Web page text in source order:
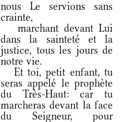
nous Le servions sans
crainte,
marchant devant Lui
dans la sainteté et la
justice, tous les jours de
notre vie.
Et toi, petit enfant, tu
seras appelé le prophète
du Très-Haut: car tu
marcheras devant la face
du Seigneur, pour